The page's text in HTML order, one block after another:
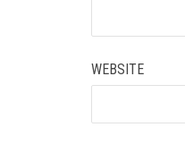
WEBSITE